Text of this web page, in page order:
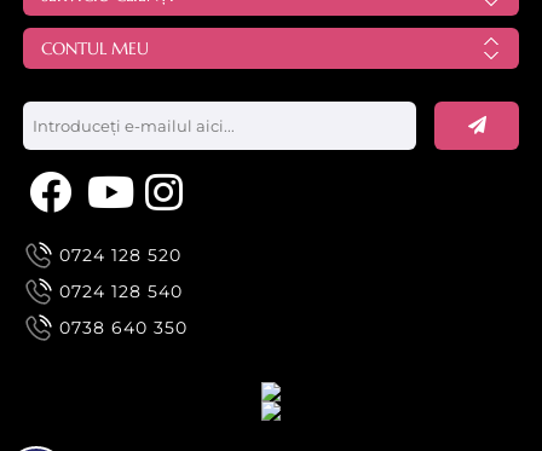
CONTUL MEU
0724 128 520
0724 128 540
0738 640 350